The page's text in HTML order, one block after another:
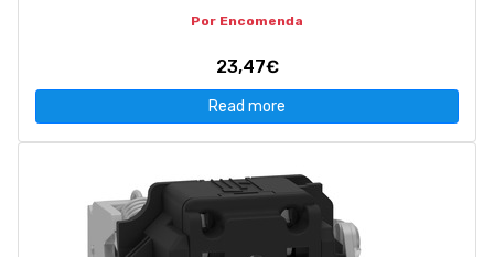
Por Encomenda
23,47€
Read more